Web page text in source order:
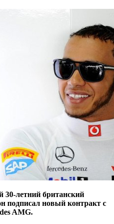
30-летний британский
подписал новый контракт с
AMG.